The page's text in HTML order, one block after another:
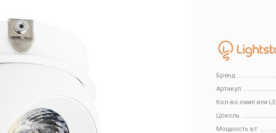
Бренд
Артикул
Кол-во ламп или
Цоколь
Мощность вт